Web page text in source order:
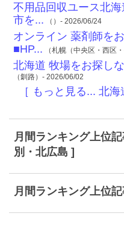
不用品回収ユース北
市を... （）- 2026/06/24
オンライン 薬剤師を
■HP... （札幌（中央区・西区
北海道 牧場をお探し
（釧路）- 2026/06/02
［ もっと見る... 北
月間ランキング上位
別・北広島 ]
月間ランキング上位